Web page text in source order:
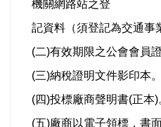
機關網路站之登
記資料（須登記為交通事
(二)有效期限之公會會員
(三)納稅證明文件影印本。
(四)投標廠商聲明書(正本)
(五)廠商以電子領標，書